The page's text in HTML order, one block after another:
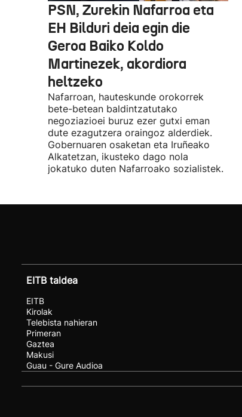
PSN, Zurekin Nafarroa eta
EH Bilduri deia egin die
Geroa Baiko Koldo
Martinezek, akordiora
heltzeko
Nafarroan, hauteskunde orokorrek
bete-betean baldintzatutako
negoziazioei buruz ezer gutxi eman
dute ezagutzera oraingoz alderdiek.
Gobernuaren osaketan eta Iruñeako
Alkatetzan, ikusteko dago nola
jokatuko duten Nafarroako sozialistek.
EITB taldea
EITB
Kirolak
Telebista nahieran
Primeran
Gaztea
Makusi
Guau - Gure Audioa